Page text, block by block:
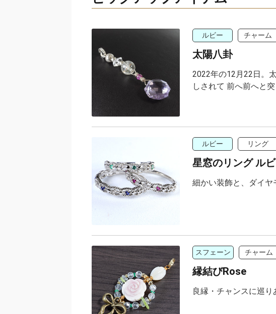
ルビー チャーム
太陽八卦
2022年の12月22日。
しされて 前へ前へと
ルビー リング
星窓のリング ル
細かい装飾と、ダイヤ
スフェーン チャーム
縁結びRose
良縁・チャンスに巡り